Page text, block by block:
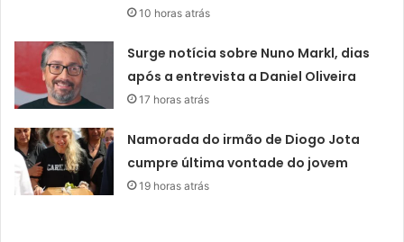
10 horas atrás
Surge notícia sobre Nuno Markl, dias
após a entrevista a Daniel Oliveira
17 horas atrás
Namorada do irmão de Diogo Jota
cumpre última vontade do jovem
19 horas atrás